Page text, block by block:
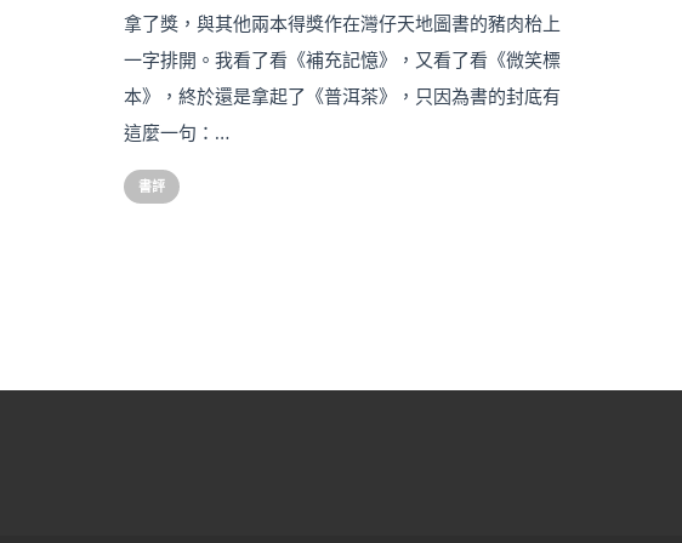
拿了獎，與其他兩本得獎作在灣仔天地圖書的豬肉枱上
一字排開。我看了看《補充記憶》，又看了看《微笑標
本》，終於還是拿起了《普洱茶》，只因為書的封底有
這麼一句：…
書評